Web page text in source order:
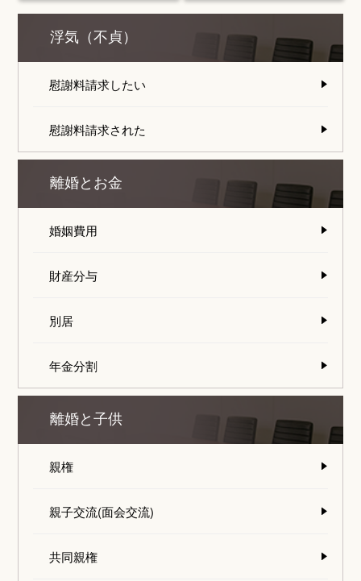
浮気（不貞）
慰謝料請求したい
慰謝料請求された
離婚とお金
婚姻費用
財産分与
別居
年金分割
離婚と子供
親権
親子交流(面会交流)
共同親権